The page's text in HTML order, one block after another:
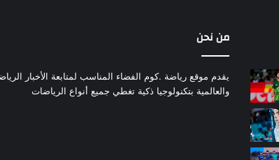
من نحن
يقدم موقع رياضة .كوم الفضاء المناسب لمتابعة الأخبار
والعالمية بتكنولوجيا ذكية تغطي جميع أنواع الرياضات